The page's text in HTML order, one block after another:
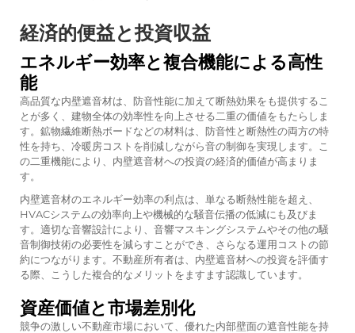
経済的便益と投資収益
エネルギー効率と複合機能による高性
能
高品質な内壁遮音材は、防音性能に加えて断熱効果をも提供するこ
とが多く、建物全体の効率性を向上させる二重の価値をもたらしま
す。鉱物繊維断熱ボードなどの材料は、防音性と断熱性の両方の特
性を持ち、冷暖房コストを削減しながら音の制御を実現します。こ
の二重機能により、内壁遮音材への投資の経済的価値が高まりま
す。
内壁遮音材のエネルギー効率の利点は、単なる断熱性能を超え、
HVACシステムの効率向上や機械的な騒音伝播の低減にも及びま
す。適切な音響設計により、音響マスキングシステムやその他の騒
音制御技術の必要性を減らすことができ、さらなる運用コストの節
約につながります。不動産所有者は、内壁遮音材への投資を評価す
る際、こうした複合的なメリットをますます認識しています。
資産価値と市場差別化
競争の激しい不動産市場において、優れた内部壁面の遮音性能を持